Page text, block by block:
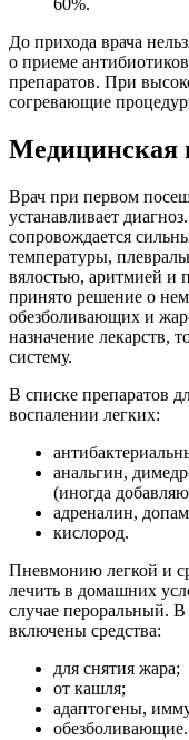
60%.
До прихода врача
о приеме
препаратов. При
согревающие
Медицинская
Врач при первом
устанавливает
сопровождается
температуры,
вялостью, аритмией и
принято решение о
обезболивающих и
назначение лекарств,
систему.
В списке препаратов
воспалении легких:
анальгин,
(иногда
адреналин,
кислород.
Пневмонию легкой и
лечить в домашних
случае пероральный. В
включены средства:
для снятия жара;
от кашля;
адаптогены,
обезболивающие.